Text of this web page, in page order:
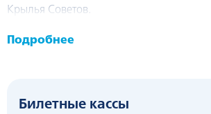
Крылья Советов.
Подробнее
Билетные кассы